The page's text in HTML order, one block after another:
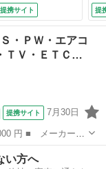
クガイドモニタ
助手席エアバッ
ション パワーステ
アリング サイドエ
提携サイト
車
ス
整
提
・ＰＷ・エアコ
ＴＶ・ＥＴＣ…
提携サイト 7月30日
ド名： Ｘ Ｐ
ＥＴＣ・キーレ
い方へ